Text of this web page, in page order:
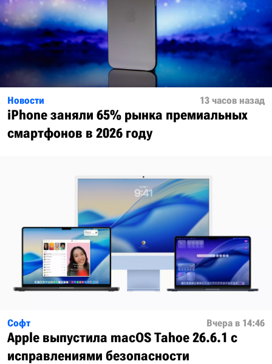
Новости 13 часов назад
iPhone заняли 65% рынка премиальных
смартфонов в 2026 году
Софт Вчера в 14:46
Apple выпустила macOS Tahoe 26.6.1 с
исправлениями безопасности